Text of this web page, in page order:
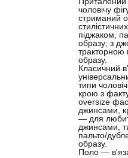
чоловічу
стриманий
піджаком,
образу; з
образу.
Класичний
типи
крою з
oversize
джинсами,
— для
джинсами,
пальто/
образу.
Поло —